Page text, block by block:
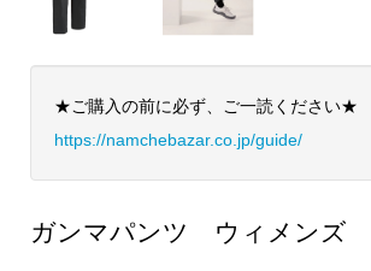
★ご購入の前に必ず、ご一読ください★
https://namchebazar.co.jp/guide/
ガンマパンツ ウィメンズ